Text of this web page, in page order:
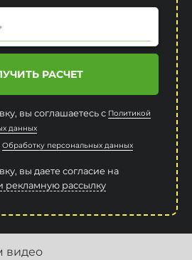
РАСЧЕТ
вы соглашаетесь с Политикой
данных
Обработку персональных данных
вы даете согласие на
рассылку
видео